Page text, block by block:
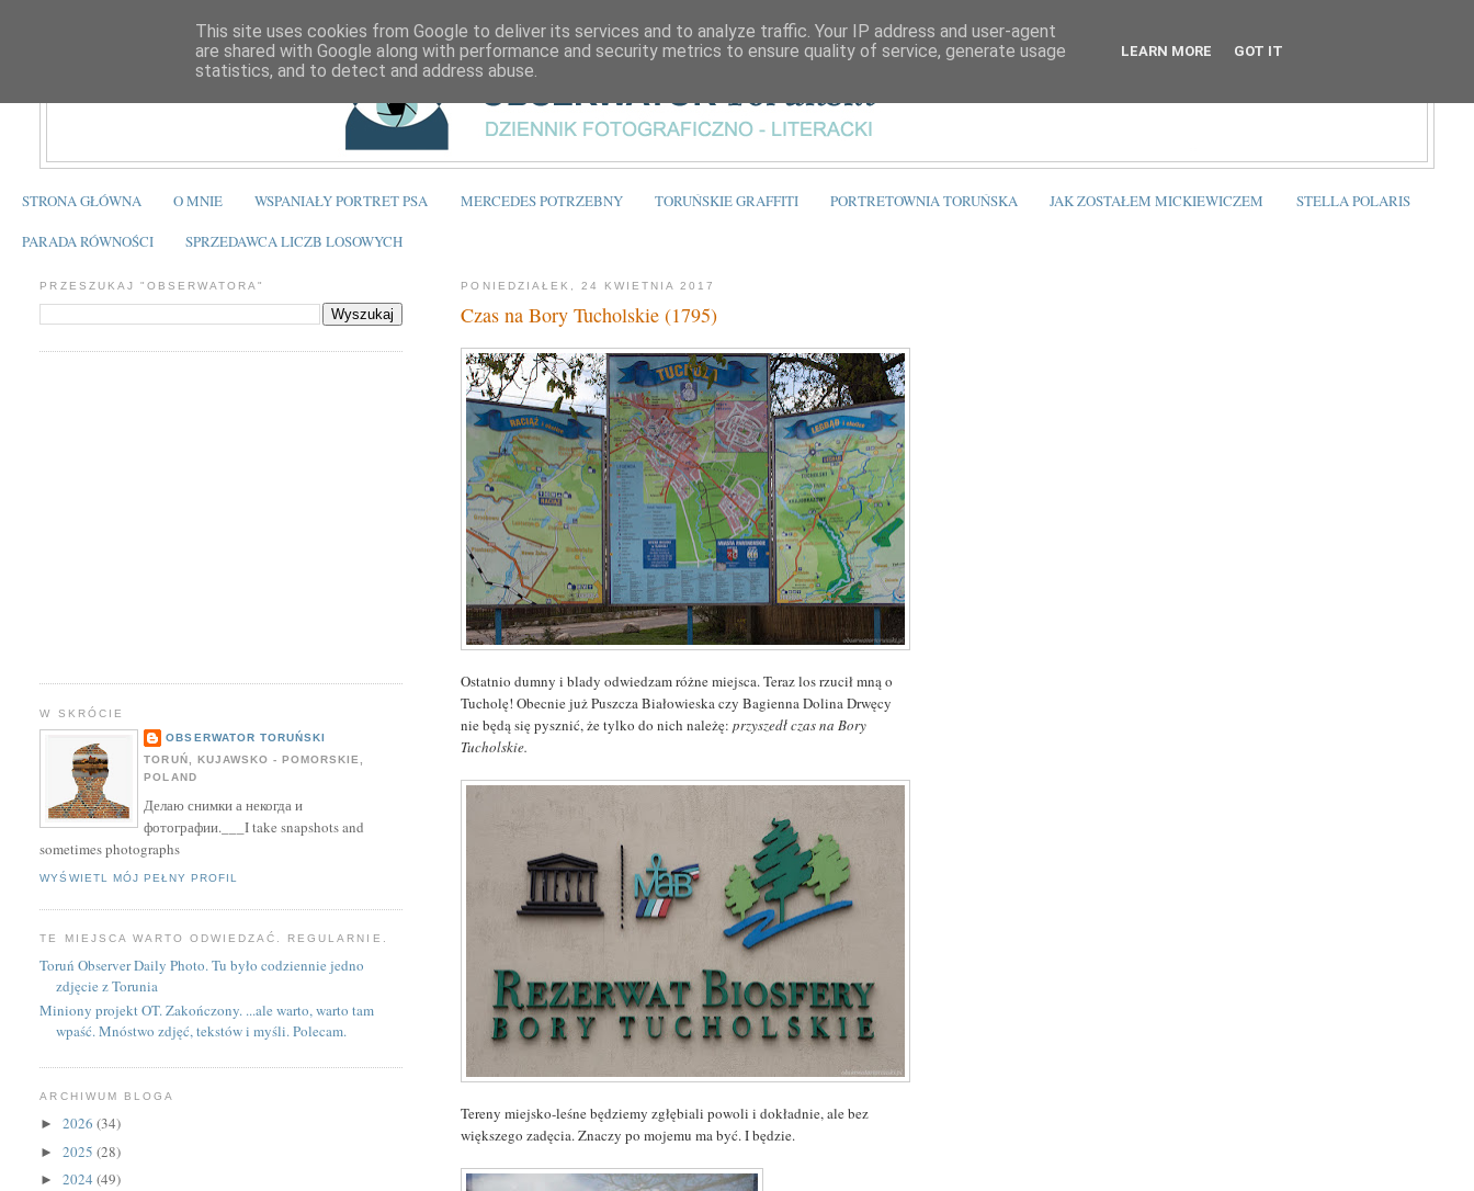
STRONA GŁÓWNA O MNIE WSPANIAŁY PORTRET PSA MERCEDES POTRZEBNY TORUŃSKIE GRAFFITI PORTRETOWNIA TORUŃSKA JAK ZOSTAŁEM MICKIEWICZEM STELLA POLARIS
PARADA RÓWNOŚCI SPRZEDAWCA LICZB LOSOWYCH
PONIEDZIAŁEK, 24 KWIETNIA 2017
Czas na Bory Tucholskie (1795)
Ostatnio dumny i blady odwiedzam różne miejsca. Teraz los rzucił mną o
Tucholę! Obecnie już Puszcza Białowieska czy Bagienna Dolina Drwęcy
nie będą się pysznić, że tylko do nich należę:przyszedł czas na Bory
Tucholskie.
Tereny miejsko-leśne będziemy zgłębiali powoli i dokładnie, ale bez
większego zadęcia. Znaczy po mojemu ma być. I będzie.
PRZESZUKAJ "OBSERWATORA"
W SKRÓCIE
OBSERWATOR TORUŃSKI
TORUŃ, KUJAWSKO - POMORSKIE,
POLAND
Делаю снимки а некогда и
фотографии.___I take snapshots and
sometimes photographs
WYŚWIETL MÓJ PEŁNY PROFIL
TE MIEJSCA WARTO ODWIEDZAĆ. REGULARNIE.
Toruń Observer Daily Photo. Tu było codziennie jedno
zdjęcie z Torunia
Miniony projekt OT. Zakończony. ...ale warto, warto tam
wpaść. Mnóstwo zdjęć, tekstów i myśli. Polecam.
ARCHIWUM BLOGA
►2026(34)
►2025(28)
►2024(49)
This site uses cookies from Google to deliver its services and to analyze traffic. Your IP address and user-agent
are shared with Google along with performance and security metrics to ensure quality of service, generate usage
statistics, and to detect and address abuse.
LEARN MORE GOT IT